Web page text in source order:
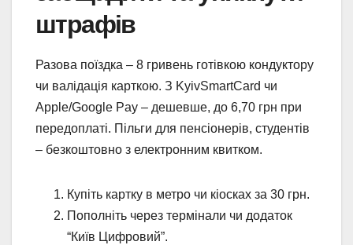
штрафів
Разова поїздка – 8 гривень готівкою кондуктору
чи валідація карткою. З KyivSmartCard чи
Apple/Google Pay – дешевше, до 6,70 грн при
передоплаті. Пільги для пенсіонерів, студентів
– безкоштовно з електронним квитком.
Купіть картку в метро чи кіосках за 30 грн.
Пополніть через термінали чи додаток
“Київ Цифровий”.